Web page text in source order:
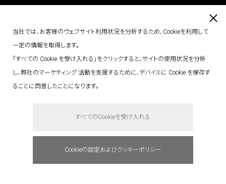
当社では、お客様のウェブサイト利用状況を分析するため、Cookieを利用して
一定の情報を取得します。
「すべての Cookie を受け入れる」をクリックすると、サイトの使用状況を分析
し、弊社のマーケティング 活動を支援するために、デバイスに Cookie を保存す
ることに同意したことになります。
すべてのCookieを受け入れる
Cookieの設定およびクッキーポリシー